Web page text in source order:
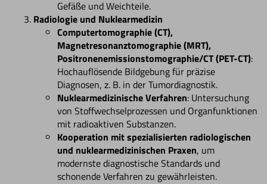
Gefäße und Weichteile.
Radiologie und Nuklearmedizin
Computertomographie (CT),
Magnetresonanztomographie (MRT),
Positronenemissionstomographie/CT (PET-CT):
Hochauflösende Bildgebung für präzise
Diagnosen, z. B. in der Tumordiagnostik.
Nuklearmedizinische Verfahren: Untersuchung
von Stoffwechselprozessen und Organfunktionen
mit radioaktiven Substanzen.
Kooperation mit spezialisierten radiologischen
und nuklearmedizinischen Praxen, um
modernste diagnostische Standards und
schonende Verfahren zu gewährleisten.